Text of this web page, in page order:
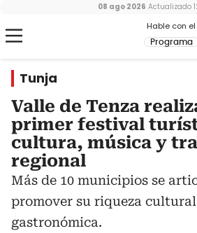
Hable con el
Programa
08 ago 2026 Actualizado
Tunja
Valle de Tenza
primer festival
cultura, música y
regional
Más de 10 municipios se
promover su riqueza
gastronómica.